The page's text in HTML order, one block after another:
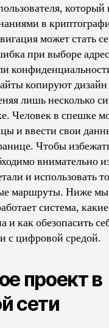
который
в
может стать
при выборе
копируют дизайн
лишь несколько
Человек в спешке
и ввести свои
Чтобы
внимательно
и использовать
маршруты. Ниже мы
система,
и как обезопасить
с цифровой средой.
проект в
сети